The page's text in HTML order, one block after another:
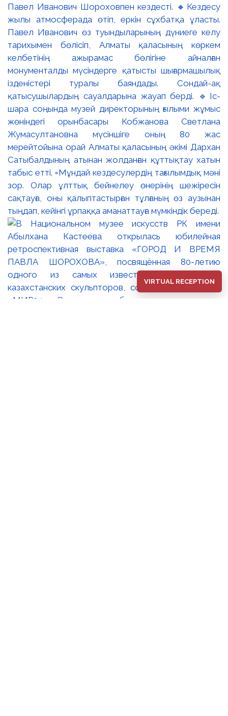
Павел Иванович Шороховпен кездесті. 🔸Кездесу
жылы атмосферада өтіп, еркін сұхбатқа ұласты.
Павел Иванович өз туындыларының дүниеге келу
тарихымен бөлісіп, Алматы қаласының көркем
келбетінің ажырамас бөлігіне айналған
монументалды мүсіндерге қатысты шығармашылық
ізденістері туралы баяндады. Сондай-ақ
қатысушылардың сауалдарына жауап берді. 🔹Іс-
шара соңында музей директорының ғылыми жұмыс
жөніндегі орынбасары Кобжанова Светлана
Жумасултановна мүсіншіге оның 80 жас
мерейтойына орай Алматы қаласының әкімі Дархан
Сатыбалдының атынан жолданған құттықтау хатын
табыс етті. ▫️Мұндай кездесулердің тағылымдық мәні
зор. Олар ұлттық бейнелеу өнерінің шежіресін
сақтауға, оны қалыптастырған тұлғаның өз аузынан
тыңдап, кейінгі ұрпаққа аманаттауға мүмкіндік береді.
VIRTUAL RECEPTION